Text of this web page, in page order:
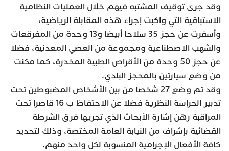
وقد جرى توقيف المشتبه فيهم خلال العمليات النظامية
الاستباقية التي واكبت إجراء هذه المقابلة الرياضية،
وأسفرت عن حجز 35 سلاحا أبيضا و13 وحدة من المفرقعات
والشهب الاصطناعية ومجموعة من العصي المعدنية، فضلا
عن حجز 50 وحدة من الأقراص الطبية المخدرة، كما مكنت
من وضع سيارتين بالمحجز البلدي.
وقد تم وضع 27 شخصا من بين الأشخاص المضبوطين تحت
تدبير الحراسة النظرية فضلا عن الاحتفاظ ب 16 قاصرا تحت
المراقبة رهن إشارة الأبحاث الذي تجريها فرق الشرطة
القضائية بإشراف من النيابة العامة المختصة، وذلك لتحديد
كافة الأفعال الإجرامية المنسوبة لكل واحد منهم.